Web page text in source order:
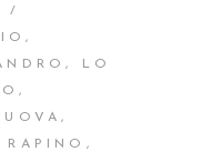
,
,
LO
,
,
RAPINO ,